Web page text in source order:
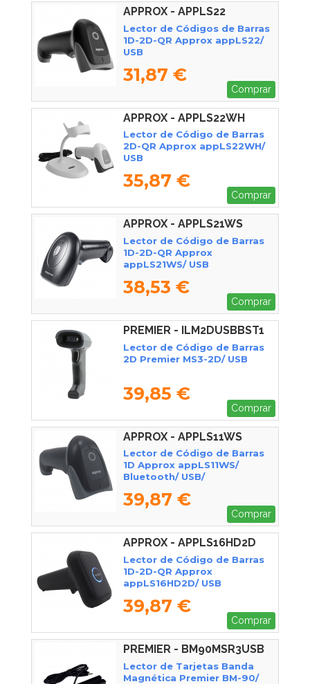
APPROX - APPLS22
Lector de Códigos de Barras
1D-2D-QR Approx appLS22/
USB
31,87 €
Comprar
APPROX - APPLS22WH
Lector de Código de Barras
2D-QR Approx appLS22WH/
USB
35,87 €
Comprar
APPROX - APPLS21WS
Lector de Código de Barras
1D-2D-QR Approx
appLS21WS/ USB
38,53 €
Comprar
PREMIER - ILM2DUSBBST1
Lector de Código de Barras
2D Premier MS3-2D/ USB
39,85 €
Comprar
APPROX - APPLS11WS
Lector de Código de Barras
1D Approx appLS11WS/
Bluetooth/ USB/
39,87 €
Comprar
APPROX - APPLS16HD2D
Lector de Código de Barras
1D-2D-QR Approx
appLS16HD2D/ USB
39,87 €
Comprar
PREMIER - BM90MSR3USB
Lector de Tarjetas Banda
Magnética Premier BM-90/